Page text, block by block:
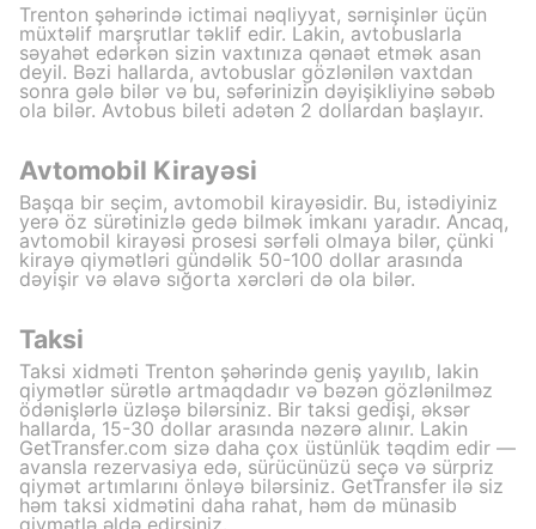
Trenton şəhərində ictimai nəqliyyat, sərnişinlər üçün
müxtəlif marşrutlar təklif edir. Lakin, avtobuslarla
səyahət edərkən sizin vaxtınıza qənaət etmək asan
deyil. Bəzi hallarda, avtobuslar gözlənilən vaxtdan
sonra gələ bilər və bu, səfərinizin dəyişikliyinə səbəb
ola bilər. Avtobus bileti adətən 2 dollardan başlayır.
Avtomobil Kirayəsi
Başqa bir seçim, avtomobil kirayəsidir. Bu, istədiyiniz
yerə öz sürətinizlə gedə bilmək imkanı yaradır. Ancaq,
avtomobil kirayəsi prosesi sərfəli olmaya bilər, çünki
kirayə qiymətləri gündəlik 50-100 dollar arasında
dəyişir və əlavə sığorta xərcləri də ola bilər.
Taksi
Taksi xidməti Trenton şəhərində geniş yayılıb, lakin
qiymətlər sürətlə artmaqdadır və bəzən gözlənilməz
ödənişlərlə üzləşə bilərsiniz. Bir taksi gedişi, əksər
hallarda, 15-30 dollar arasında nəzərə alınır. Lakin
GetTransfer.com sizə daha çox üstünlük təqdim edir —
avansla rezervasiya edə, sürücünüzü seçə və sürpriz
qiymət artımlarını önləyə bilərsiniz. GetTransfer ilə siz
həm taksi xidmətini daha rahat, həm də münasib
qiymətlə əldə edirsiniz.